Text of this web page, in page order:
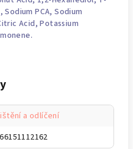
Sodium PCA, Sodium
Acid, Potassium
.
a odlíčení